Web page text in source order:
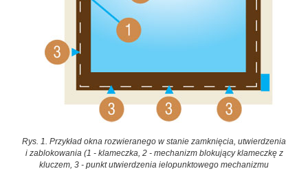
Rys. 1. Przykład okna rozwieranego w stanie zamknięcia, utwierdzenia
i zablokowania (1 - klameczka, 2 - mechanizm blokujący klameczkę z
kluczem, 3 - punkt utwierdzenia ielopunktowego mechanizmu